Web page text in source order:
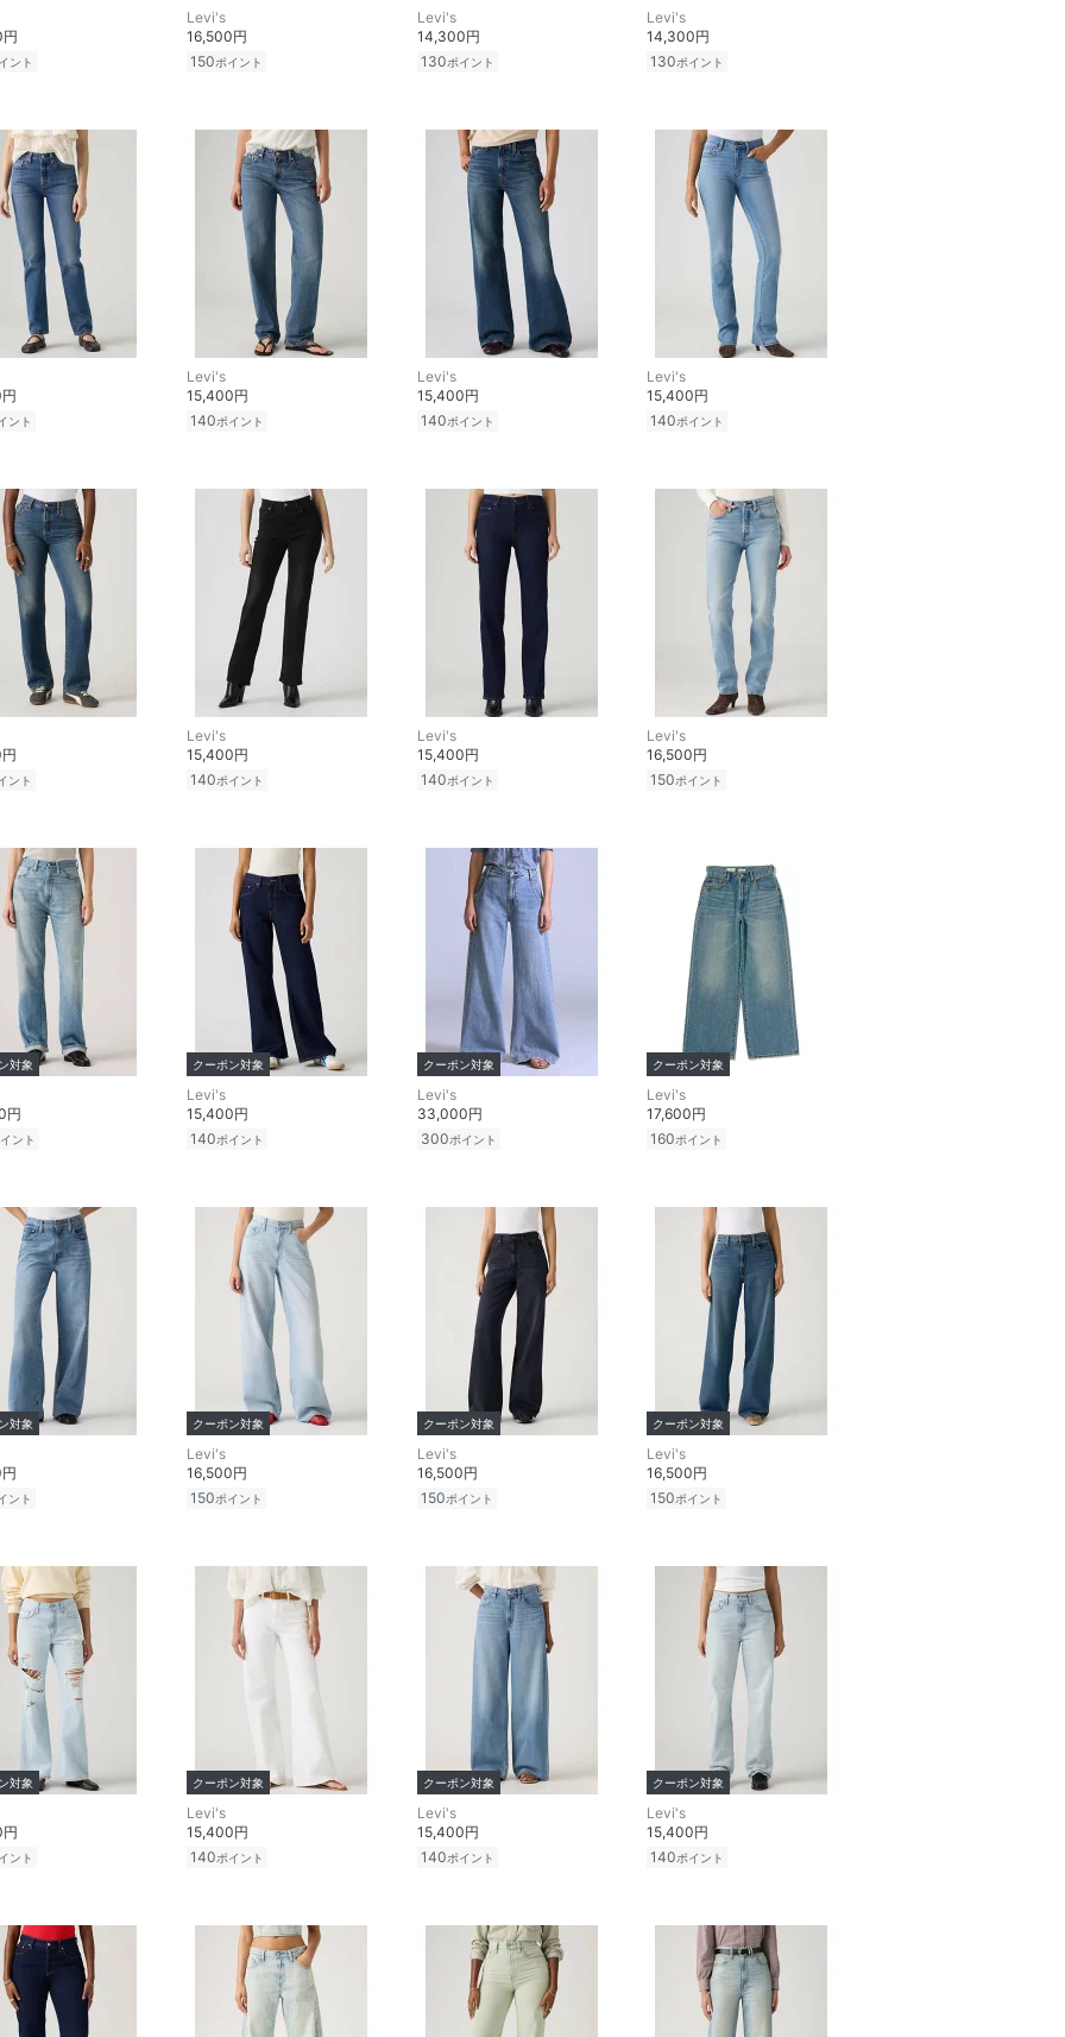
ント
Levi's
16,500円
150ポイント
Levi's
14,300円
130ポイント
Levi's
14,300円
130ポイント
ント
Levi's
15,400円
140ポイント
Levi's
15,400円
140ポイント
Levi's
15,400円
140ポイント
ント
Levi's
15,400円
140ポイント
Levi's
15,400円
140ポイント
Levi's
16,500円
150ポイント
対象
円
ント
クーポン対象
Levi's
15,400円
140ポイント
クーポン対象
Levi's
33,000円
300ポイント
クーポン対象
Levi's
17,600円
160ポイント
対象
ント
クーポン対象
Levi's
16,500円
150ポイント
クーポン対象
Levi's
16,500円
150ポイント
クーポン対象
Levi's
16,500円
150ポイント
対象
ント
クーポン対象
Levi's
15,400円
140ポイント
クーポン対象
Levi's
15,400円
140ポイント
クーポン対象
Levi's
15,400円
140ポイント